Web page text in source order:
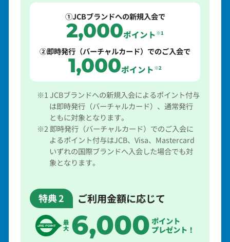
①JCBブランドへの新規入会で
2,000ポイント ※1
②即時発行（バーチャルカード）でのご入会で
1,000ポイント ※2
※1 JCBブランドへの新規入会によるポイント付与
は即時発行（バーチャルカード）、通常発行
ともに対象となります。
※2 即時発行（バーチャルカード）でのご入会に
よるポイント付与はJCB、Visa、Mastercard
いずれの国際ブランドへ入会した場合でも対
象となります。
特典2 ご利用金額に応じて
最
大 6,000ポイント
プレゼント！